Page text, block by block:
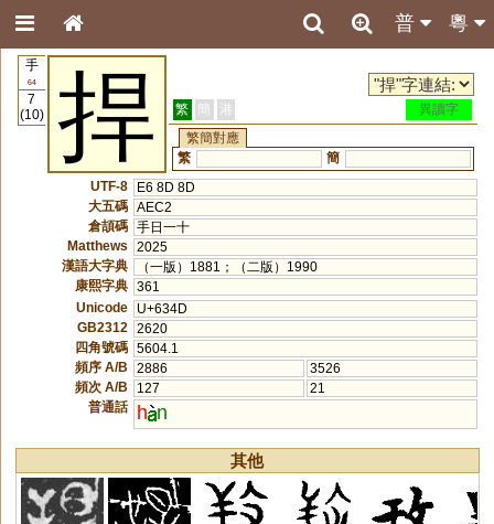
粵
普
手
64
7
(10)
捍 繁 簡 港
異讀字
繁簡對應
繁
簡
UTF-8
E6 8D 8D
大五碼 AEC2
倉頡碼 手日一十
Matthews
2025
漢語大字典
（一版）1881；（二版）1990
康熙字典 361
Unicode
U+634D
GB2312
2620
四角號碼 5604.1
頻序 A/B
2886
3526
頻次 A/B
127
21
普通話
h n
其他